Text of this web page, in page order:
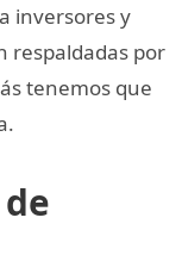
inversores y
respaldadas por
tenemos que